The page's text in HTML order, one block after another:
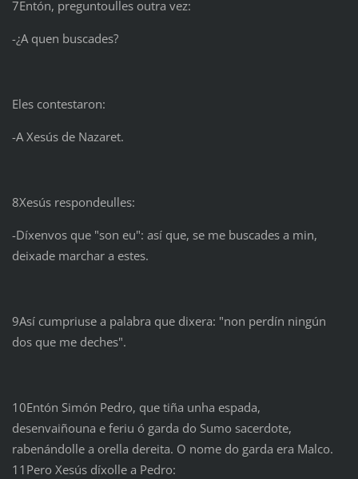
7Entón, preguntoulles outra vez:
-¿A quen buscades?
Eles contestaron:
-A Xesús de Nazaret.
8Xesús respondeulles:
-Díxenvos que "son eu": así que, se me buscades a min,
deixade marchar a estes.
9Así cumpriuse a palabra que dixera: "non perdín ningún
dos que me deches".
10Entón Simón Pedro, que tiña unha espada,
desenvaiñouna e feriu ó garda do Sumo sacerdote,
rabenándolle a orella dereita. O nome do garda era Malco.
11Pero Xesús díxolle a Pedro: